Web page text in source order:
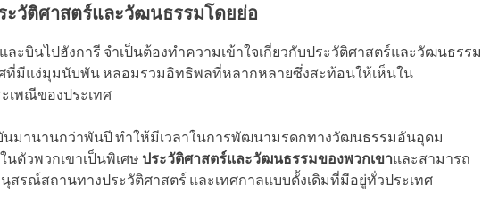
ะวัติศาสตร์และวัฒนธรรมโดยย่อ
ละบินไปฮังการี จำเป็นต้องทำความเข้าใจเกี่ยวกับประวัติศาสตร์และวัฒนธรรม
ศที่มีแง่มุมนับพัน หลอมรวมอิทธิพลที่หลากหลายซึ่งสะท้อนให้เห็นใน
เพณีของประเทศ
นมานานกว่าพันปี ทำให้มีเวลาในการพัฒนามรดกทางวัฒนธรรมอันอุดม
ตัวพวกเขาเป็นพิเศษ ประวัติศาสตร์และวัฒนธรรมของพวกเขาและสามารถ
รณ์สถานทางประวัติศาสตร์ และเทศกาลแบบดั้งเดิมที่มีอยู่ทั่วประเทศ